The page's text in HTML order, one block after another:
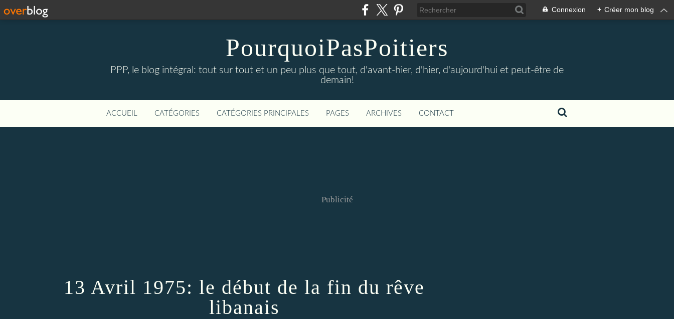
Connexion + Créer mon blog
PourquoiPasPoitiers
PPP, le blog intégral: tout sur tout et un peu plus que tout, d'avant-hier, d'hier, d'aujourd'hui et peut-être de
demain!
ACCUEIL CATÉGORIES CATÉGORIES PRINCIPALES PAGES ARCHIVES CONTACT
Publicité
13 Avril 1975: le début de la fin du rêve
libanais